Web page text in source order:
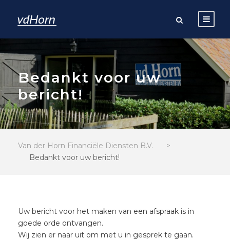
Bedankt voor uw
bericht!
Van der Horn Financiële Diensten B.V.
>
Bedankt voor uw bericht!
Uw bericht voor het maken van een afspraak is in
goede orde ontvangen.
Wij zien er naar uit om met u in gesprek te gaan.